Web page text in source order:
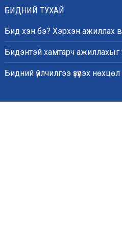
БИДНИЙ ТУХАЙ
Бид хэн бэ? Хэрхэн ажиллах
Бидэнтэй хамтарч
Бидний үйлчилгээ үзүүлэх нөхцөл